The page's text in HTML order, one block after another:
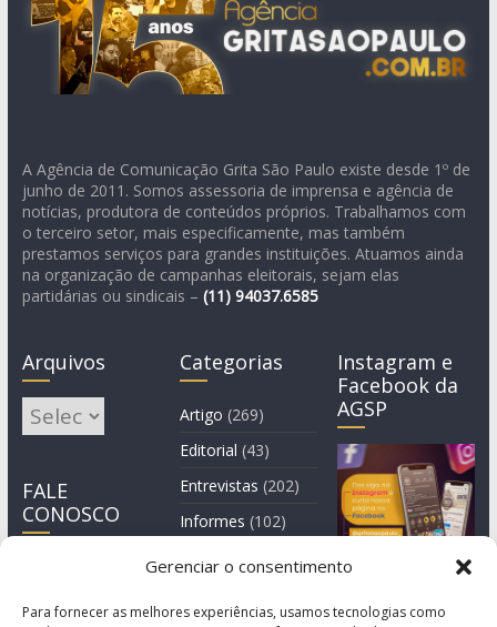
Gerenciar o consentimento
Para fornecer as melhores experiências, usamos tecnologias como
A Agência de Comunicação Grita São Paulo existe desde 1º de
junho de 2011. Somos assessoria de imprensa e agência de
notícias, produtora de conteúdos próprios. Trabalhamos com
o terceiro setor, mais especificamente, mas também
prestamos serviços para grandes instituições. Atuamos ainda
na organização de campanhas eleitorais, sejam elas
partidárias ou sindicais – (11) 94037.6585
Arquivos
Arquivos
FALE
CONOSCO
Categorias
Artigo (269)
Editorial (43)
Entrevistas (202)
Informes (102)
Manchete
Instagram e
Facebook da
AGSP